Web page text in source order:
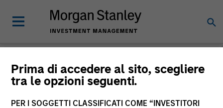
Prima di accedere al sito, scegliere
tra le opzioni seguenti.
PER I SOGGETTI CLASSIFICATI COME “INVESTITORI
Morgan Stanley
Investment Funds